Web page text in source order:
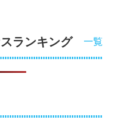
一覧
ランキング